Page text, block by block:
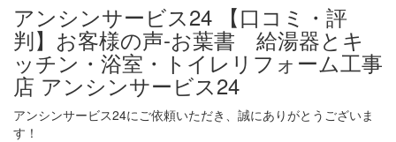
アンシンサービス24 【口コミ・評
判】お客様の声-お葉書 給湯器とキ
ッチン・浴室・トイレリフォーム工事
店 アンシンサービス24
アンシンサービス24にご依頼いただき、誠にありがとうございま
す！